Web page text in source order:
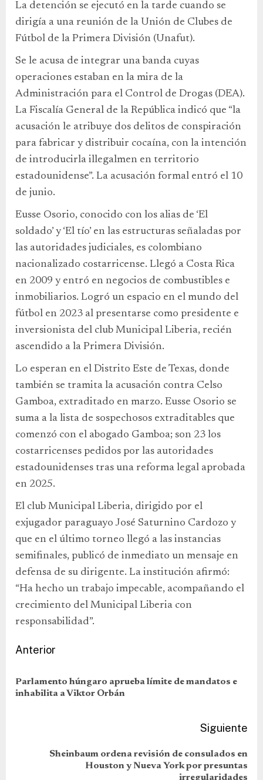
La detención se ejecutó en la tarde cuando se
dirigía a una reunión de la Unión de Clubes de
Fútbol de la Primera División (Unafut).
Se le acusa de integrar una banda cuyas
operaciones estaban en la mira de la
Administración para el Control de Drogas (DEA).
La Fiscalía General de la República indicó que “la
acusación le atribuye dos delitos de conspiración
para fabricar y distribuir cocaína, con la intención
de introducirla illegalmen en territorio
estadounidense”. La acusación formal entró el 10
de junio.
Eusse Osorio, conocido con los alias de ‘El
soldado’ y ‘El tío’ en las estructuras señaladas por
las autoridades judiciales, es colombiano
nacionalizado costarricense. Llegó a Costa Rica
en 2009 y entró en negocios de combustibles e
inmobiliarios. Logró un espacio en el mundo del
fútbol en 2023 al presentarse como presidente e
inversionista del club Municipal Liberia, recién
ascendido a la Primera División.
Lo esperan en el Distrito Este de Texas, donde
también se tramita la acusación contra Celso
Gamboa, extraditado en marzo. Eusse Osorio se
suma a la lista de sospechosos extraditables que
comenzó con el abogado Gamboa; son 23 los
costarricenses pedidos por las autoridades
estadounidenses tras una reforma legal aprobada
en 2025.
El club Municipal Liberia, dirigido por el
exjugador paraguayo José Saturnino Cardozo y
que en el último torneo llegó a las instancias
semifinales, publicó de inmediato un mensaje en
defensa de su dirigente. La institución afirmó:
“Ha hecho un trabajo impecable, acompañando el
crecimiento del Municipal Liberia con
responsabilidad”.
Anterior
Parlamento húngaro aprueba límite de mandatos e
inhabilita a Viktor Orbán
Siguiente
Sheinbaum ordena revisión de consulados en
Houston y Nueva York por presuntas
irregularidades